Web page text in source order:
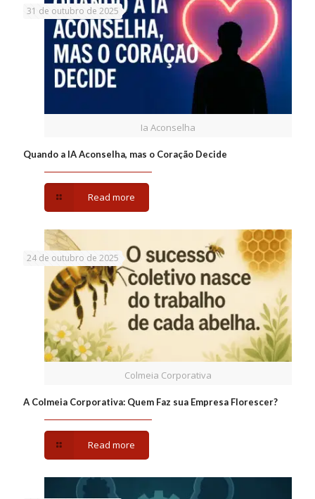
Ia Aconselha
31 de outubro de 2025
Quando a IA Aconselha, mas o Coração Decide
Read more
Colmeia Corporativa
24 de outubro de 2025
A Colmeia Corporativa: Quem Faz sua Empresa Florescer?
Read more